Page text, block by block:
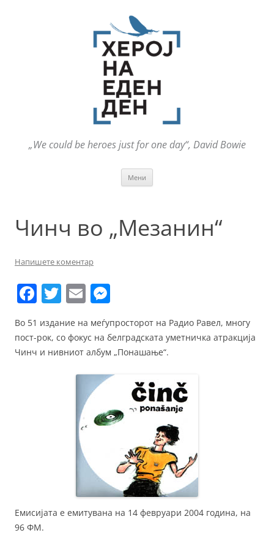
„We could be heroes just for one day“, David Bowie
Мени
Чинч во „Мезанин“
Напишете коментар
F
c
e
T
itt
er
E
m
ai
l
ss
e
n
er
Во 51 издание на меѓупросторот на Радио Равел, многу
пост-рок, со фокус на белградската уметничка атракција
Чинч и нивниот албум „Понашање“.
Емисијата е емитувана на 14 февруари 2004 година, на
96 ФМ.